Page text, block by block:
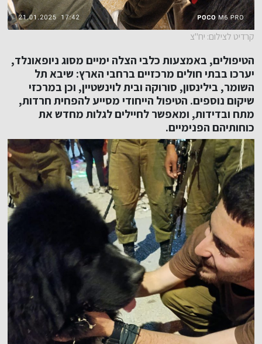
קרדיט לצילום: יח"צ
הטיפולים, באמצעות כלבי הצלה ימיים מסוג ניופאונלד,
יערכו בבתי חולים מרכזיים ברחבי הארץ: שיבא תל
השומר, בילינסון, סורוקה ובית לוינשטיין, וכן במרכזי
שיקום נוספים. הטיפול הייחודי מסייע להפחית חרדות,
מתח ובדידות, ומאפשר לחיילים לגלות מחדש את
כוחותיהם הפנימיים.